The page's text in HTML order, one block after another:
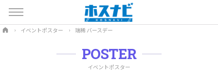
イベントポスター 瑞稀 バースデー
POSTER
イベントポスター